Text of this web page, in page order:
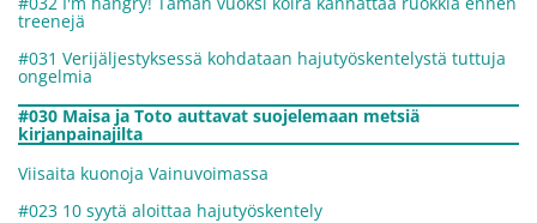
treenejä
#031 Verijäljestyksessä kohdataan hajutyöskentelystä tuttuja
ongelmia
#030 Maisa ja Toto auttavat suojelemaan metsiä
kirjanpainajilta
Viisaita kuonoja Vainuvoimassa
#023 10 syytä aloittaa hajutyöskentely